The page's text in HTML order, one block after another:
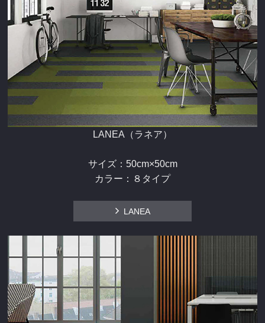
LANEA（ラネア）
サイズ：50cm×50cm
カラー：８タイプ
LANEA